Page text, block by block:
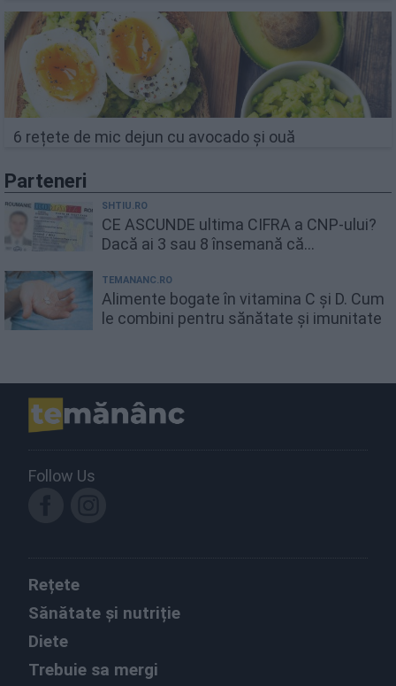
6 rețete de mic dejun cu avocado și ouă
Parteneri
SHTIU.RO
CE ASCUNDE ultima CIFRA a CNP-ului?
Dacă ai 3 sau 8 însemană că...
TEMANANC.RO
Alimente bogate în vitamina C și D. Cum
le combini pentru sănătate și imunitate
Follow Us
Rețete
Sănătate și nutriție
Diete
Trebuie sa mergi